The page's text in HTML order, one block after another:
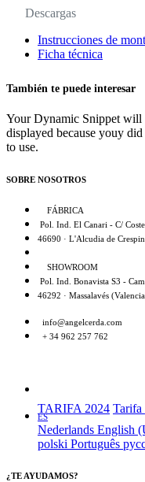
Descargas
Instrucciones de
Ficha técnica
También te puede interesar
Your Dynamic Snippet will
displayed because youy
to use.
SOBRE NOSOTROS
FÁBRICA
Pol. Ind. El Canari - C/
46690 · L'Alcudia de
SHOWROOM
Pol. Ind. Bonavista S3 -
46292 · Massalavés
info@angelcerda.com
+ 34 962 257 762
TARIFA 2024 Tarifa
ES
Nederlands English
polski Português
¿TE AYUDAMOS?